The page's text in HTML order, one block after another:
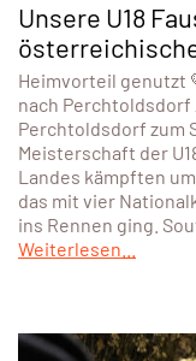
Unsere U18
Heimvorteil genutzt
nach Perchtoldsdorf
Perchtoldsdorf zum
Meisterschaft der
Landes kämpften
das mit vier
ins Rennen ging.
Weiterlesen...